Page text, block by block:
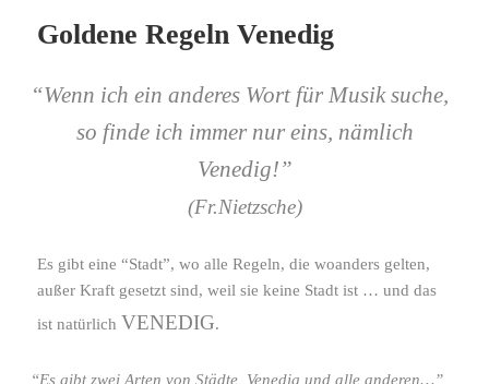
Goldene Regeln Venedig
“Wenn ich ein anderes Wort für Musik suche,
so finde ich immer nur eins, nämlich
Venedig!”
(Fr.Nietzsche)
Es gibt eine “Stadt”, wo alle Regeln, die woan­ders gelten,
außer Kraft gesetzt sind, weil sie keine Stadt ist … und das
ist natür­lich VENEDIG.
“Es gibt zwei Arten von Städte, Venedig und alle anderen…”